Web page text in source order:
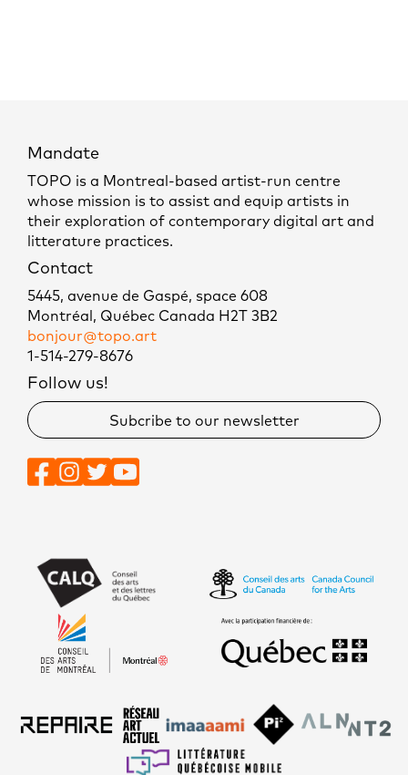
Mandate
TOPO is a Montreal-based artist-run centre
whose mission is to assist and equip artists in
their exploration of contemporary digital art and
litterature practices.
Contact
5445, avenue de Gaspé, space 608
Montréal, Québec Canada H2T 3B2
bonjour@topo.art
1-514-279-8676
Follow us!
Subcribe to our newsletter